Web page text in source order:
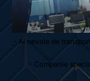
- Ai nevoie de
- Companie